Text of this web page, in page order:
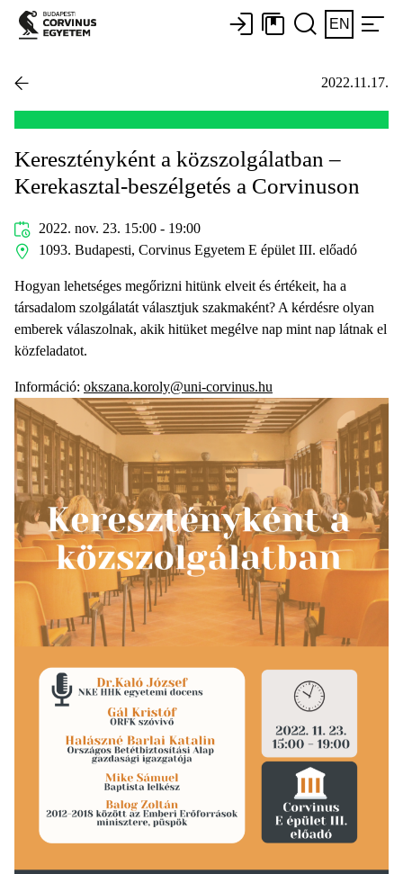
EN
2022.11.17.
Keresztényként a közszolgálatban –
Kerekasztal-beszélgetés a Corvinuson
2022. nov. 23. 15:00 - 19:00
1093. Budapesti, Corvinus Egyetem E épület III. előadó
Hogyan lehetséges megőrizni hitünk elveit és értékeit, ha a
társadalom szolgálatát választjuk szakmaként? A kérdésre olyan
emberek válaszolnak, akik hitüket megélve nap mint nap látnak el
közfeladatot.
Információ: okszana.koroly@uni-corvinus.hu